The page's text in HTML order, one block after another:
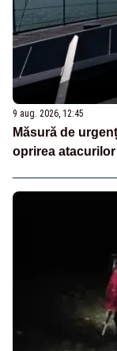
9 aug. 2026, 12:45
Măsură de
oprirea